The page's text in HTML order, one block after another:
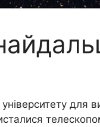
для